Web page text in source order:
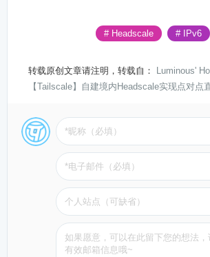
# Headscale # IPv6
转载原创文章请注明，转载自： Luminous'
【Tailscale】自建境内Headscale实现点对点